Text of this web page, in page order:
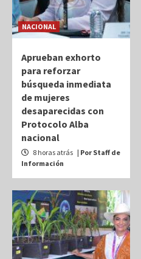
NACIONAL
Aprueban exhorto
para reforzar
búsqueda inmediata
de mujeres
desaparecidas con
Protocolo Alba
nacional
8 horas atrás | Por Staff de
Información